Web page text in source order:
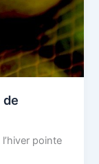
de
pointe